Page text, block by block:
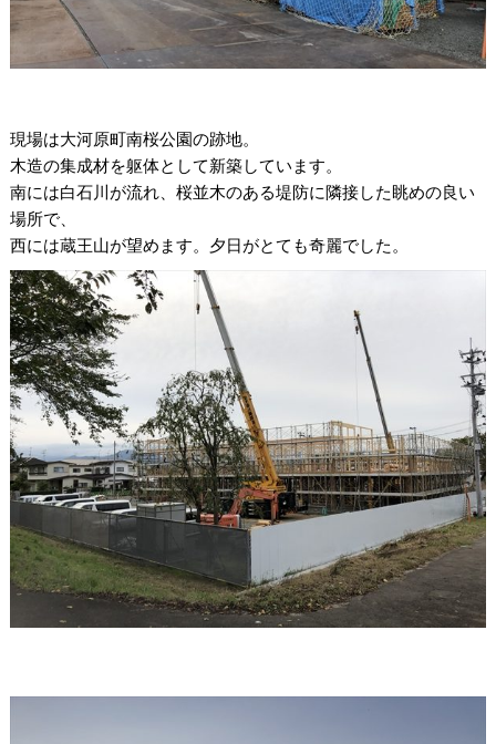
現場は大河原町南桜公園の跡地。
木造の集成材を躯体として新築しています。
南には白石川が流れ、桜並木のある堤防に隣接した眺めの良い
場所で、
西には蔵王山が望めます。夕日がとても奇麗でした。